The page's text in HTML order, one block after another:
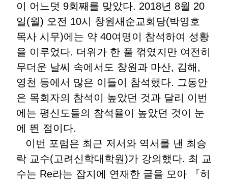
이 어느덧 9회째를 맞았다. 2018년 8월 20
일(월) 오전 10시 창원새순교회당(박영호
목사 시무)에는 약 40여명이 참석하여 성황
을 이루었다. 더위가 한 풀 꺾였지만 여전히
무더운 날씨 속에서도 창원과 마산, 김해,
영천 등에서 많은 이들이 참석했다. 그동안
은 목회자의 참석이 높았던 것과 달리 이번
에는 평신도들의 참석율이 높았던 것이 눈
에 띈 점이다.
이번 포럼은 최근 저서와 역서를 낸 최승
락 교수(고려신학대학원)가 강의했다. 최 교
수는 Re라는 잡지에 연재한 글을 모아 『히